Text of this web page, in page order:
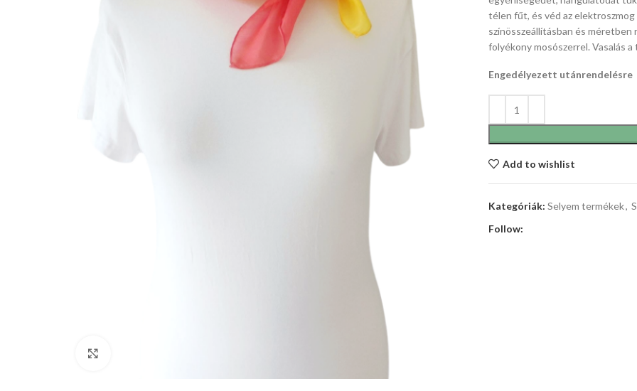
télen fűt, és véd az
színösszeállításban és
folyékony mosószerrel. Vasalás
Engedélyezett utánrendelésre
Add to wishlist
Kategóriák: Selyem termékek,
Follow: